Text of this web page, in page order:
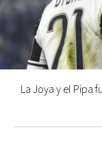
La Joya y el Pipa